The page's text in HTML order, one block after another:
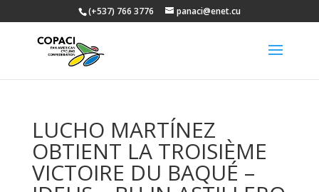
(+537) 766 3776 panaci@enet.cu
LUCHO MARTÍNEZ
OBTIENT LA TROISIÈME
VICTOIRE DU BAQUÉ –